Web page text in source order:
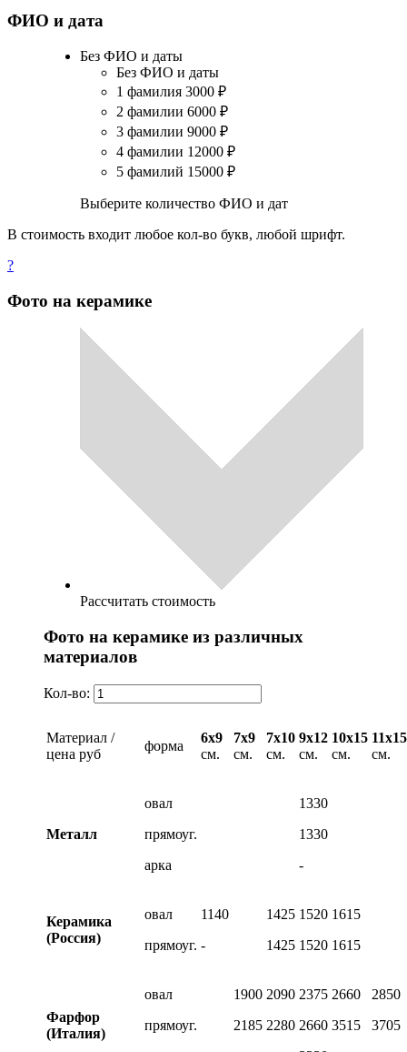
ФИО и дата
Без ФИО и даты
Без ФИО и даты
1 фамилия 3000 ₽
2 фамилии 6000 ₽
3 фамилии 9000 ₽
4 фамилии 12000 ₽
5 фамилий 15000 ₽
Выберите количество ФИО и дат
В стоимость входит любое кол-во букв, любой шрифт.
?
Фото на керамике
Рассчитать стоимость
Фото на керамике из различных
материалов
Кол-во:
Материал /
цена руб
форма
6х9
см.
7х9
см.
7х10
см.
9х12
см.
10х15
см.
11х15
см.
Металл
овал
прямоуг.
арка
1330
1330
-
Керамика
(Россия)
овал
прямоуг.
1140
-
1425
1425
1520
1520
1615
1615
Фарфор
(Италия)
овал
прямоуг.
1900
2185
2090
2280
2375
2660
2660
3515
2850
3705